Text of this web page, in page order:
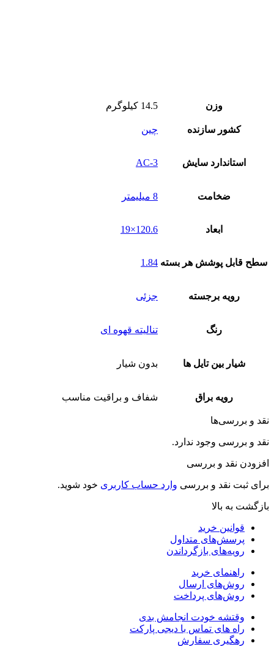
وزن 14.5 کیلوگرم
کشور سازنده چین
استاندارد سایش AC-3
ضخامت 8 میلیمتر
ابعاد 120.6×19
سطح قابل پوشش هر بسته 1.84
رویه برجسته جزئی
رنگ تنالیته قهوه ای
شیار بین تایل ها بدون شیار
رویه براق شفاف و براقیت مناسب
نقد و بررسی‌ها
نقد و بررسی وجود ندارد.
افزودن نقد و بررسی
برای ثبت نقد و بررسی وارد حساب کاربری خود شوید.
بازگشت به بالا
قوانین خرید
پرسش‌های متداول
رویه‌های بازگرداندن
راهنمای خرید
روش‌های ارسال
روش‌های پرداخت
وقتشه خودت انجامش بدی
راه های تماس با دیجی پارکت
رهگیری سفارش